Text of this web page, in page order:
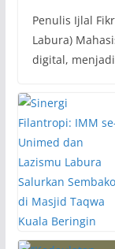
Penulis Ijlal
Labura)
digital,